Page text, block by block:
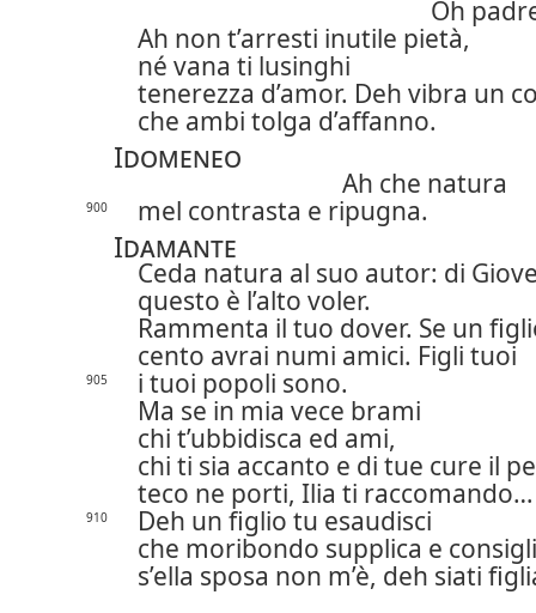
Oh
Ah non t’arresti inutile pietà,
né vana ti lusinghi
tenerezza d’amor. Deh vibra un
che ambi tolga d’affanno.
Idomeneo
Ah che natura
900 mel contrasta e ripugna.
Idamante
Ceda natura al suo autor: di
questo è l’alto voler.
Rammenta il tuo dover. Se un
cento avrai numi amici. Figli tuoi
905
i tuoi popoli sono.
Ma se in mia vece brami
chi t’ubbidisca ed ami,
chi ti sia accanto e di tue cure il
teco ne porti, Ilia ti raccomando…
910
Deh un figlio tu esaudisci
che moribondo supplica e
s’ella sposa non m’è, deh siati